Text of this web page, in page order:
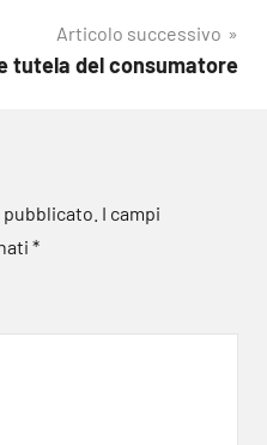
Articolo successivo
tutela del consumatore
I campi
*